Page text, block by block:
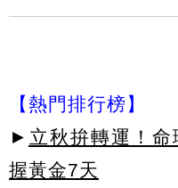
【熱門排行榜】
► 立秋拚轉運！
握黃金7天